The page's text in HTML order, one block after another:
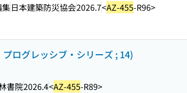
日本建築防災協会2026.7<AZ-455-R96>
ログレッシブ・シリーズ ; 14)
書院2026.4<AZ-455-R89>